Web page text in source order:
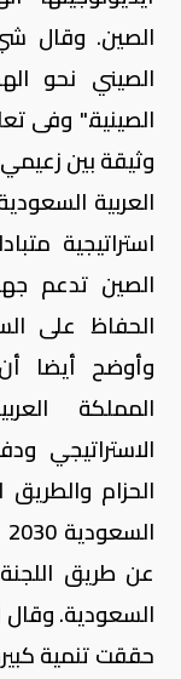
الصين. وقال
الصيني نحو
الصينية." وفى
وثيقة بين
العربية
استراتيجية
الصين تدعم
الحفاظ على
وأوضح أيضا
المملكة
الاستراتيجي
الحزام
عن طريق
السعودية. وقال
حققت تنمية